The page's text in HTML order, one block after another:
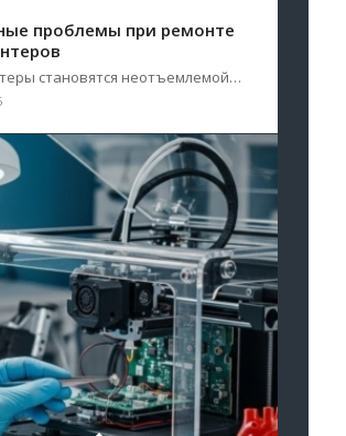
проблемы при ремонте
становятся неотъемлемой…